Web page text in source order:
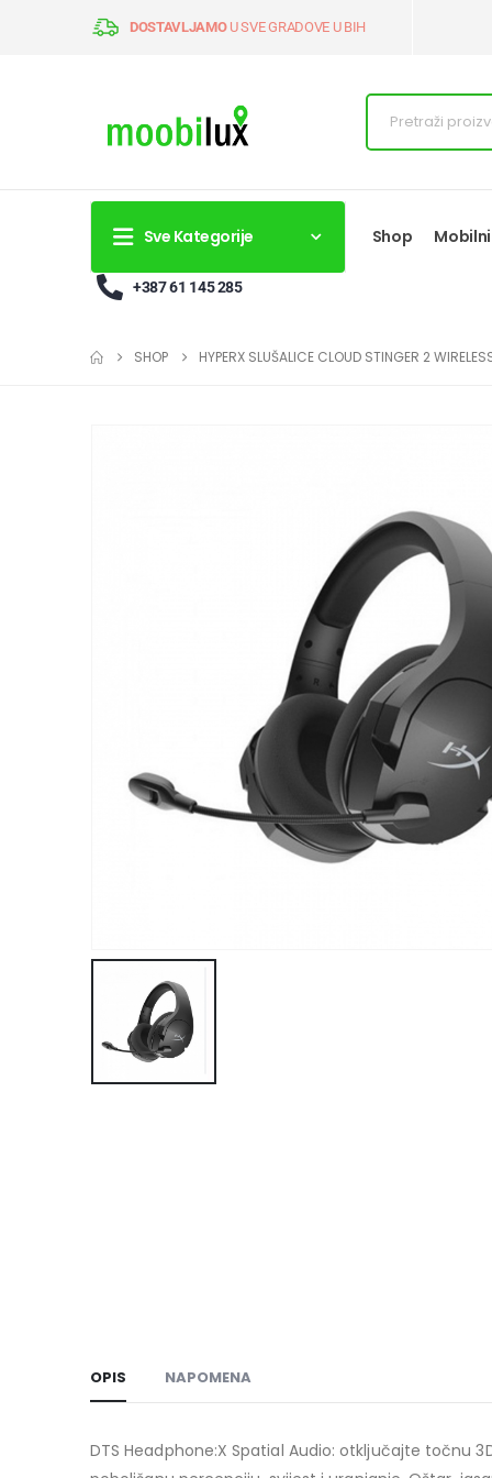
DOSTAVLJAMOU SVE GRADOVE U BIH
Sve Kategorije Shop
+387 61 145 285
SHOP HYPERX SLUŠALICE CLOUD STINGER 2
OPIS NAPOMENA
DTS Headphone:X Spatial Audio: otključajte točnu